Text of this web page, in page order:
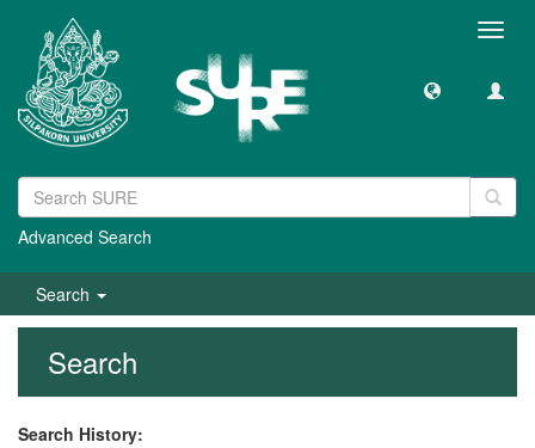
Advanced Search
Search
Search
Search History: